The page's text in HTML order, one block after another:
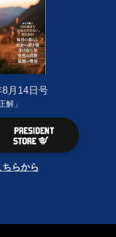
8月14日号
解」
らから